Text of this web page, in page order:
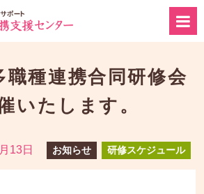
職種連携合同研修会
いたします。
13日 お知らせ 研修スケジュール